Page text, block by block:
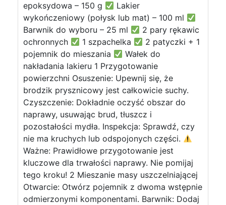
epoksydowa – 150 g
Lakier
wykończeniowy (połysk lub mat) – 100 ml
Barwnik do wyboru – 25 ml
2 pary rękawic
ochronnych
1 szpachelka
2 patyczki + 1
pojemnik do mieszania
Wałek do
nakładania lakieru 1 Przygotowanie
powierzchni Osuszenie: Upewnij się, że
brodzik prysznicowy jest całkowicie suchy.
Czyszczenie: Dokładnie oczyść obszar do
naprawy, usuwając brud, tłuszcz i
pozostałości mydła. Inspekcja: Sprawdź, czy
nie ma kruchych lub odspojonych części.
Ważne: Prawidłowe przygotowanie jest
kluczowe dla trwałości naprawy. Nie pomijaj
tego kroku! 2 Mieszanie masy uszczelniającej
Otwarcie: Otwórz pojemnik z dwoma wstępnie
odmierzonymi komponentami. Barwnik: Dodaj